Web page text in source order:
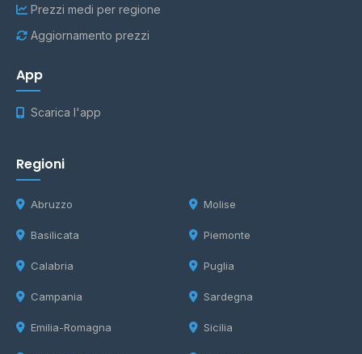
Prezzi medi per regione
Aggiornamento prezzi
App
Scarica l'app
Regioni
Abruzzo
Basilicata
Calabria
Campania
Emilia-Romagna
Molise
Piemonte
Puglia
Sardegna
Sicilia